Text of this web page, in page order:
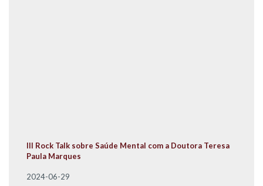
III Rock Talk sobre Saúde Mental com a Doutora Teresa
Paula Marques
2024-06-29